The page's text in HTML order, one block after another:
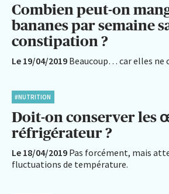
Combien peut-on
bananes par semaine
constipation ?
Le 19/04/2019 Beaucoup… car elles ne
#NUTRITION
Doit-on conserver les
réfrigérateur ?
Le 18/04/2019 Pas forcément, mais
fluctuations de température.